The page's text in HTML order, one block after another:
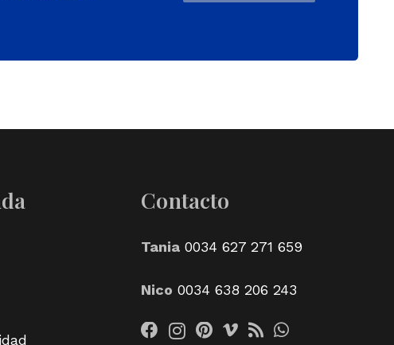
Contacto
Tania 0034 627 271 659
Nico 0034 638 206 243